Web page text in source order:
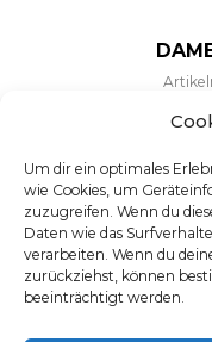
Um dir ein optimales
wie Cookies, um
zuzugreifen. Wenn du
Daten wie das
verarbeiten. Wenn du
zurückziehst, können
beeinträchtigt werden.